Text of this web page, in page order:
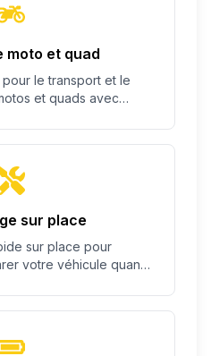
moto et quad
le transport et le
et quads avec
sur place
sur place pour
votre véhicule quand